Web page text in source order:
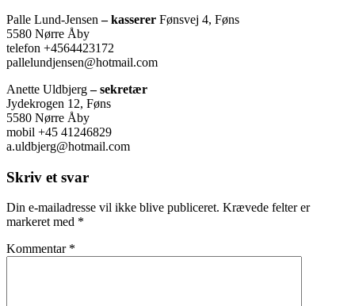
Palle Lund-Jensen– kasserer Fønsvej 4, Føns
5580 Nørre Åby
telefon +4564423172
pallelundjensen@hotmail.com
Anette Uldbjerg– sekretær
Jydekrogen 12, Føns
5580 Nørre Åby
mobil +45 41246829
a.uldbjerg@hotmail.com
Skriv et svar
Din e-mailadresse vil ikke blive publiceret. Krævede felter er
markeret med *
Kommentar *